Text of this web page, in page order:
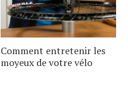
Comment entretenir les
moyeux de votre vélo